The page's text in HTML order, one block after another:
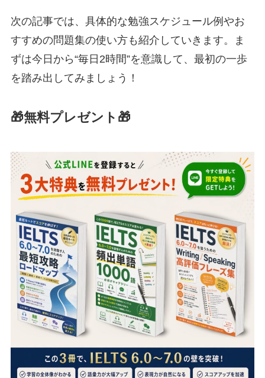
次の記事では、具体的な勉強スケジュール例やお
すすめの問題集の使い方も紹介していきます。ま
ずは今日から“毎日2時間”を意識して、最初の一歩
を踏み出してみましょう！
🎁無料プレゼント🎁